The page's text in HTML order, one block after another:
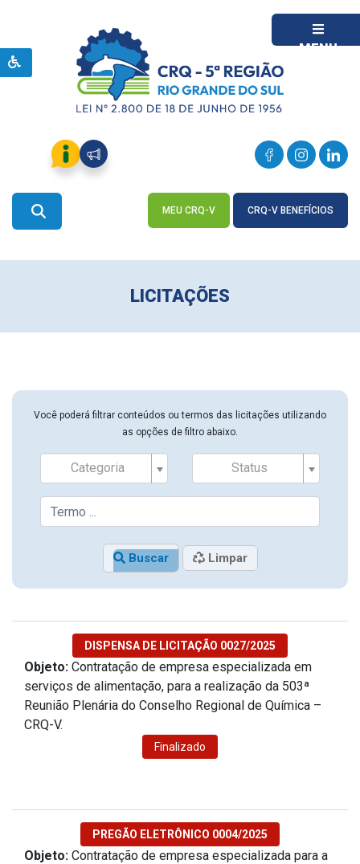
MENU
MEU CRQ-V CRQ-V BENEFÍCIOS
LICITAÇÕES
Você poderá filtrar conteúdos ou termos das licitações utilizando
as opções de filtro abaixo.
Categoria Status
Buscar Limpar
DISPENSA DE LICITAÇÃO 0027/2025
Objeto: Contratação de empresa especializada em
serviços de alimentação, para a realização da 503ª
Reunião Plenária do Conselho Regional de Química –
CRQ-V.
Finalizado
PREGÃO ELETRÔNICO 0004/2025
Objeto: Contratação de empresa especializada para a